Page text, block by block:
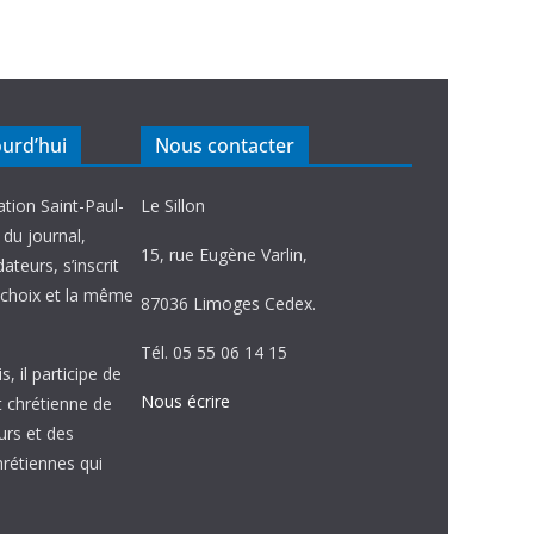
Saint-Paul-
journal,
s’inscrit
et la même
il participe de
chrétienne de
et des
qui
Nous contacter
Le Sillon
15, rue Eugène Varlin,
87036 Limoges Cedex.
Tél. 05 55 06 14 15
Nous écrire